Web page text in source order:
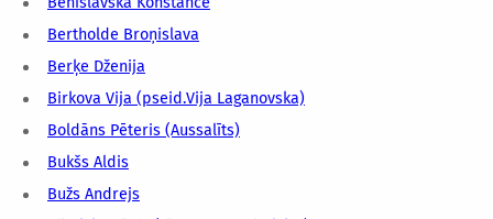
Bertholde Broņislava
Berķe Dženija
Birkova Vija (pseid.Vija Laganovska)
Boldāns Pēteris (Aussalīts)
Bukšs Aldis
Bužs Andrejs